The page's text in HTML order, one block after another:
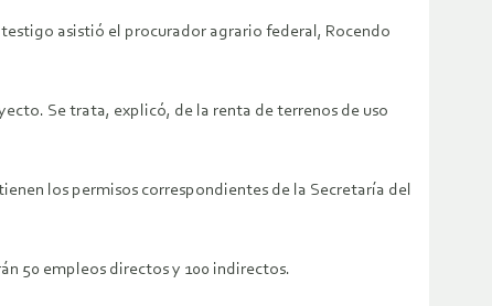
asistió el procurador agrario federal, Rocendo
Se trata, explicó, de la renta de terrenos de uso
los permisos correspondientes de la Secretaría del
50 empleos directos y 100 indirectos.